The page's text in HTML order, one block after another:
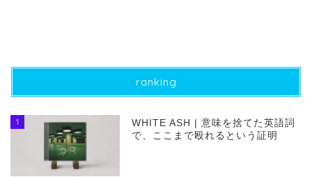
ranking
1
WHITE ASH | 意味を捨てた英語詞
で、ここまで殴れるという証明